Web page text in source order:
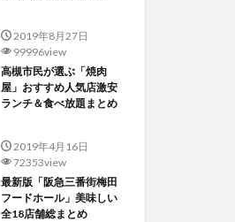
2019年8月27日
99996view
高槻市民が選ぶ「焼肉
屋」おすすめ人気店激安
ランチ＆食べ放題まとめ
2019年4月16日
72353view
最新版「阪急三番街梅田
フードホール」美味しい
全18店舗総まとめ